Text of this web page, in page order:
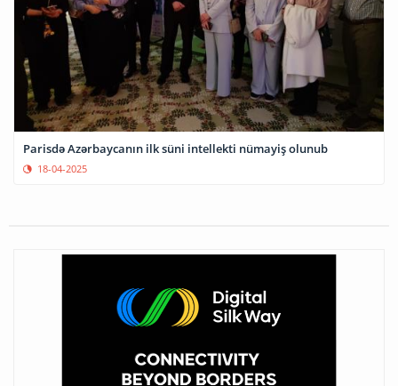
Parisdə Azərbaycanın ilk süni intellekti nümayiş olunub
18-04-2025